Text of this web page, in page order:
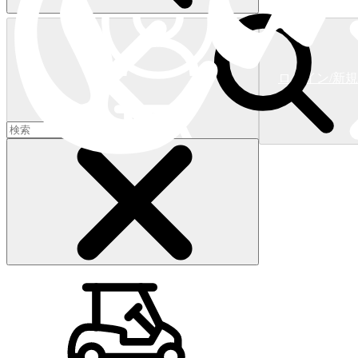
ログイン/新
ショッピングカート 0)